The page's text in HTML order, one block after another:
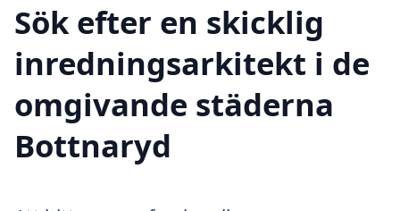
Sök efter en skicklig
inredningsarkitekt i de
omgivande städerna
Bottnaryd